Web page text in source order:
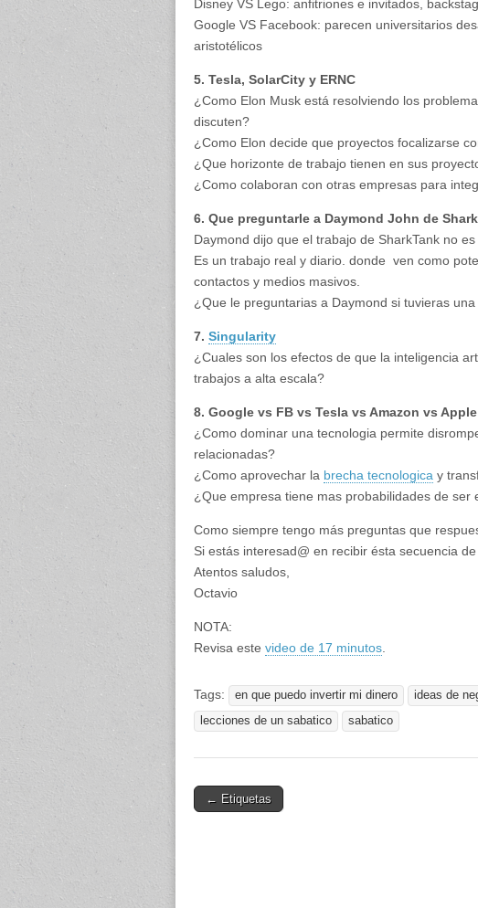
Disney VS Lego: anfitriones e invitados,
Google VS Facebook: parecen universitarios
aristotélicos
5. Tesla, SolarCity y ERNC
¿Como Elon Musk está resolviendo los
discuten?
¿Como Elon decide que proyectos focalizarse
¿Que horizonte de trabajo tienen en sus
¿Como colaboran con otras empresas para
6. Que preguntarle a Daymond John de
Daymond dijo que el trabajo de SharkTank no
Es un trabajo real y diario. donde ven como
contactos y medios masivos.
¿Que le preguntarias a Daymond si tuvieras
7. Singularity
¿Cuales son los efectos de que la inteligencia
trabajos a alta escala?
8. Google vs FB vs Tesla vs Amazon vs
¿Como dominar una tecnologia permite
relacionadas?
¿Como aprovechar la brecha tecnologica y
¿Que empresa tiene mas probabilidades de
Como siempre tengo más preguntas que
Si estás interesad@ en recibir ésta secuencia de
Atentos saludos,
Octavio
NOTA:
Revisa este video de 17 minutos
Tags: en que puedo invertir mi dinero ideas de
lecciones de un sabatico
sabatico
Post
← Etiquetas